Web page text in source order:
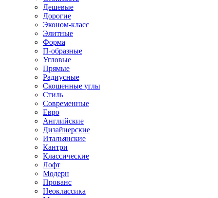
Дешевые
Дорогие
Эконом-класс
Элитные
Форма
П-образные
Угловые
Прямые
Радиусные
Скошенные углы
Стиль
Современные
Евро
Английские
Дизайнерские
Итальянские
Кантри
Классические
Лофт
Модерн
Прованс
Неоклассика